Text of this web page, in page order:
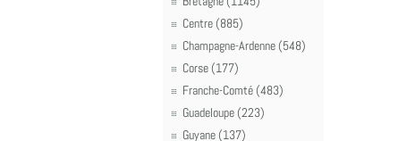
Centre (885)
Champagne-Ardenne (548)
Corse (177)
Franche-Comté (483)
Guadeloupe (223)
Guyane (137)